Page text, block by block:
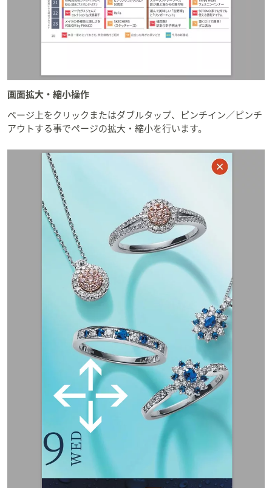
画面拡大・縮小操作
ページ上をクリックまたはダブルタップ、ピンチイン／ピンチ
アウトする事でページの拡大・縮小を行います。